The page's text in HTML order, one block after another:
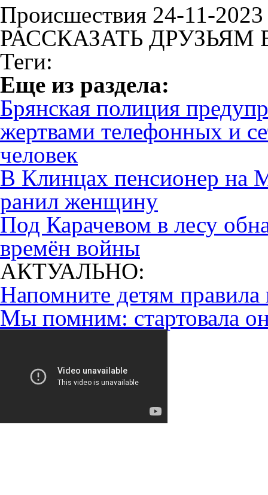
Происшествия 24-11-2023
РАССКАЗАТЬ ДРУЗЬЯМ
Теги:
Eще из раздела:
Брянская полиция
жертвами телефонных и
человек
В Клинцах пенсионер на
ранил женщину
Под Карачевом в лесу
времён войны
АКТУАЛЬНО:
Напомните детям правила
Мы помним: стартовала